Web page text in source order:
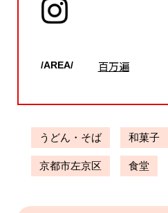
/AREA/ 百万遍
うどん・そば 和菓子
京都市左京区 食堂